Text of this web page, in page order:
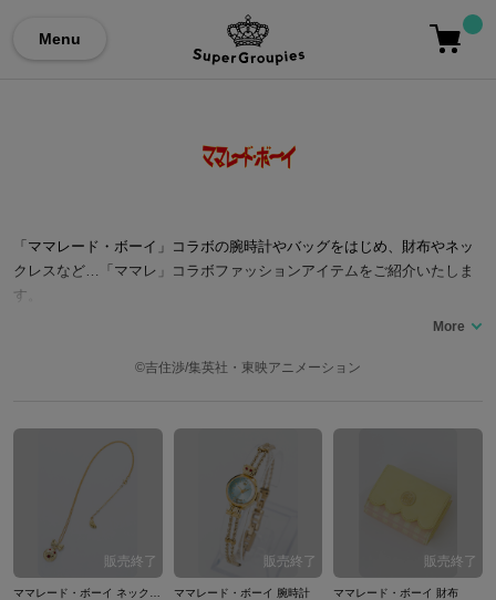
Menu
「ママレード・ボーイ」コラボの腕時計やバッグをはじめ、財布やネッ
クレスなど…「ママレ」コラボファッションアイテムをご紹介いたしま
す。
©吉住渉/集英社・東映アニメーション
ママレード・ボーイ 腕時計 ママレード・ボーイ 財布